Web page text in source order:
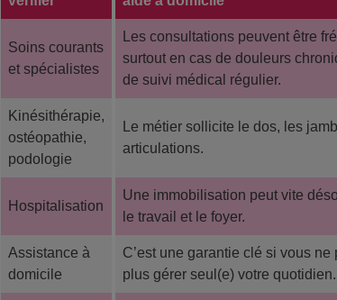
Soins courants
et spécialistes
Les consultations peuvent être
surtout en cas de douleurs
de suivi médical régulier.
Kinésithérapie,
ostéopathie,
podologie
Le métier sollicite le dos, les
articulations.
Hospitalisation
Une immobilisation peut vite
le travail et le foyer.
Assistance à
domicile
C’est une garantie clé si vous ne
plus gérer seul(e) votre quotidien.